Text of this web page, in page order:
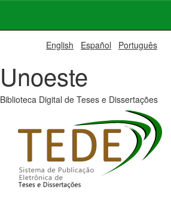
English Español Português
Unoeste
Biblioteca Digital de Teses e Dissertações